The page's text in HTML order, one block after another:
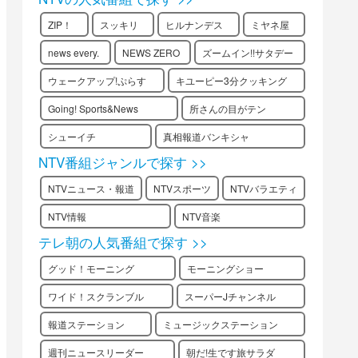
ZIP！ スッキリ ヒルナンデス ミヤネ屋
news every. NEWS ZERO ズームイン!!サタデー
ウェークアップ!ぷらす キユーピー3分クッキング
Going! Sports&News 所さんの目がテン
シューイチ 真相報道バンキシャ
NTV番組ジャンルで探す >>
NTVニュース・報道 NTVスポーツ NTVバラエティ
NTV情報 NTV音楽
テレ朝の人気番組で探す >>
グッド！モーニング モーニングショー
ワイド！スクランブル スーパーJチャンネル
報道ステーション ミュージックステーション
週刊ニュースリーダー 朝だ!生です旅サラダ